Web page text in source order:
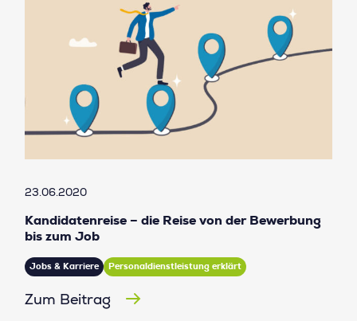
23.06.2020
Kandidatenreise – die Reise von der Bewerbung
bis zum Job
Jobs & Karriere Personaldienstleistung erklärt
Zum Beitrag